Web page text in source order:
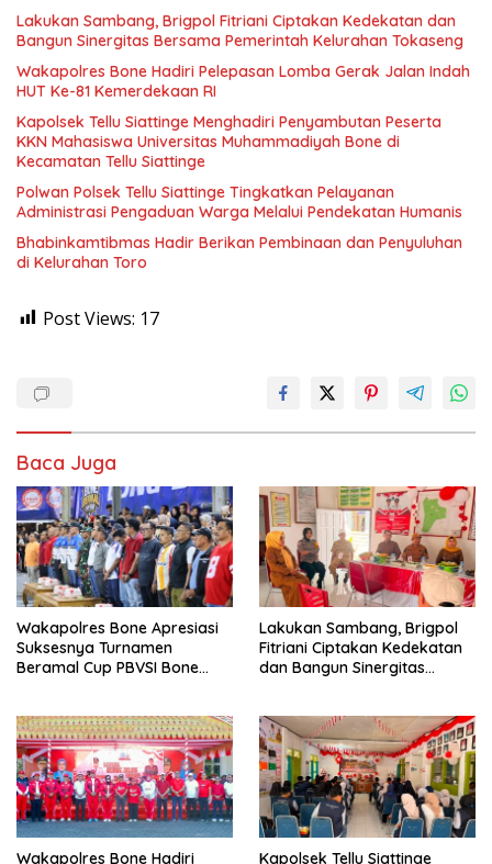
Lakukan Sambang, Brigpol Fitriani Ciptakan Kedekatan dan
Bangun Sinergitas Bersama Pemerintah Kelurahan Tokaseng
Wakapolres Bone Hadiri Pelepasan Lomba Gerak Jalan Indah
HUT Ke-81 Kemerdekaan RI
Kapolsek Tellu Siattinge Menghadiri Penyambutan Peserta
KKN Mahasiswa Universitas Muhammadiyah Bone di
Kecamatan Tellu Siattinge
Polwan Polsek Tellu Siattinge Tingkatkan Pelayanan
Administrasi Pengaduan Warga Melalui Pendekatan Humanis
Bhabinkamtibmas Hadir Berikan Pembinaan dan Penyuluhan
di Kelurahan Toro
Post Views: 17
Baca Juga
Wakapolres Bone Apresiasi
Suksesnya Turnamen
Beramal Cup PBVSI Bone
Lakukan Sambang, Brigpol
Fitriani Ciptakan Kedekatan
dan Bangun Sinergitas
Wakapolres Bone Hadiri Kapolsek Tellu Siattinge